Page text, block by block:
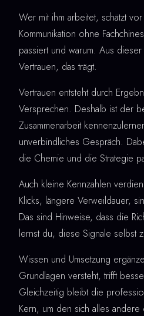
Wer mit ihm arbeitet, schätzt
Kommunikation ohne
passiert und warum. Aus dieser
Vertrauen, das trägt.
Vertrauen entsteht durch
Versprechen. Deshalb ist der
Zusammenarbeit
unverbindliches Gespräch.
die Chemie und die Strategie
Auch kleine Kennzahlen
Klicks, längere Verweildauer,
Das sind Hinweise, dass die
lernst du, diese Signale selbst
Wissen und Umsetzung
Grundlagen versteht, trifft
Gleichzeitig bleibt die
Kern, um den sich alles andere